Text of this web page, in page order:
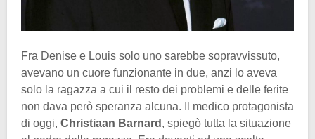
Fra Denise e Louis solo uno sarebbe sopravvissuto,
avevano un cuore funzionante in due, anzi lo aveva
solo la ragazza a cui il resto dei problemi e delle ferite
non dava però speranza alcuna. Il medico protagonista
di oggi, Christiaan Barnard , spiegò tutta la situazione